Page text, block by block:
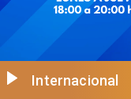
Internacional